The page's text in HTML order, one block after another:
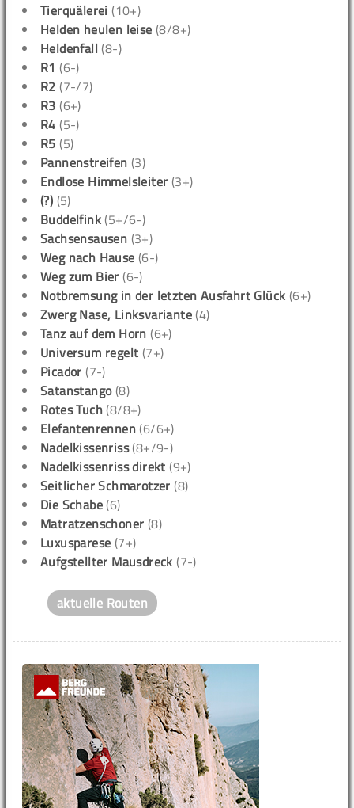
Tierquälerei (10+)
Helden heulen leise (8/8+)
Heldenfall (8-)
R1 (6-)
R2 (7-/7)
R3 (6+)
R4 (5-)
R5 (5)
Pannenstreifen (3)
Endlose Himmelsleiter (3+)
(?) (5)
Buddelfink (5+/6-)
Sachsensausen (3+)
Weg nach Hause (6-)
Weg zum Bier (6-)
Notbremsung in der letzten Ausfahrt Glück (6+)
Zwerg Nase, Linksvariante (4)
Tanz auf dem Horn (6+)
Universum regelt (7+)
Picador (7-)
Satanstango(8)
Rotes Tuch (8/8+)
Elefantenrennen (6/6+)
Nadelkissenriss(8+/9-)
Nadelkissenriss direkt (9+)
Seitlicher Schmarotzer (8)
Die Schabe (6)
Matratzenschoner (8)
Luxusparese (7+)
Aufgstellter Mausdreck (7-)
aktuelle Routen